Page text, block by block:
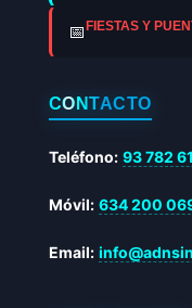
📅 FIESTAS Y
CONTACTO
Teléfono: 93 782
Móvil: 634 200
Email: